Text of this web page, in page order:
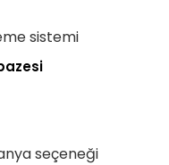
sistemi
seçeneği